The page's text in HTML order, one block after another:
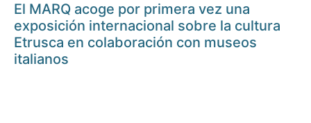
El MARQ acoge por primera vez una
exposición internacional sobre la cultura
Etrusca en colaboración con museos
italianos